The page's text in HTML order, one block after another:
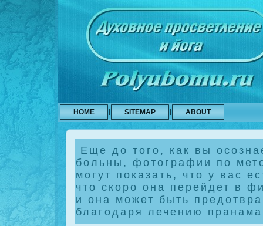
HOME SITEMAP ABOUT
Еще до того, как вы
больны, фотографии по
могут показать, что у вас
что скоро она перейдет в
и она может быть
благодаря лечению